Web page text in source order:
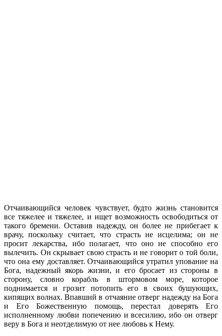
Отчаивающийся человек чувствует, будто жизнь становится
все тяжелее и тяжелее, и ищет возможность освободиться от
такого бремени. Оставив надежду, он более не прибегает к
врачу, поскольку считает, что страсть не исцелима; он не
просит лекарства, ибо полагает, что оно не способно его
вылечить. Он скрывает свою страсть и не говорит о той боли,
что она ему доставляет. Отчаивающийся утратил упование на
Бога, надежный якорь жизни, и его бросает из стороны в
сторону, словно корабль в штормовом море, которое
поднимается и грозит потопить его в своих бушующих,
кипящих волнах. Впавший в отчаяние отверг надежду на Бога
и Его Божественную помощь, перестал доверять Его
исполненному любви попечению и всесилию, ибо он отверг
веру в Бога и неотделимую от нее любовь к Нему.